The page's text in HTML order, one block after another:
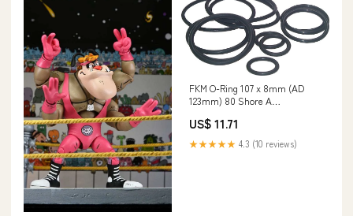
FKM O-Ring 107 x 8mm (AD
123mm) 80 Shore A
lighting/Lighting/Light Bulb
And Lamp/HID And LED/High
Pressure Sodium-Vapour
US$ 11.71
★★★★★ 4.3 (10 reviews)